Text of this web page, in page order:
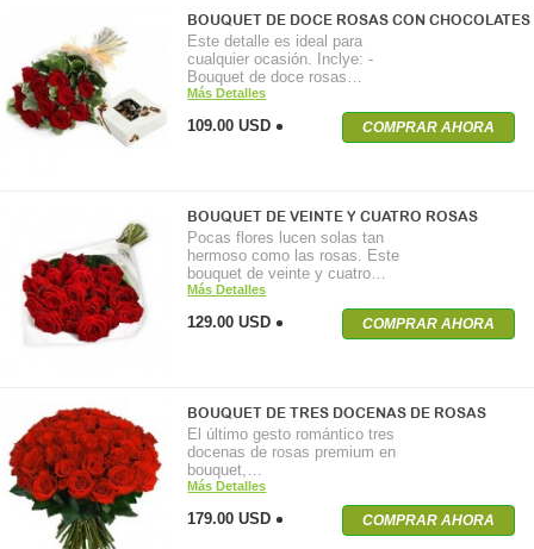
BOUQUET DE DOCE ROSAS CON CHOCOLATES
Este detalle es ideal para
cualquier ocasión. Inclye: -
Bouquet de doce rosas…
Más Detalles
109.00 USD COMPRAR AHORA
BOUQUET DE VEINTE Y CUATRO ROSAS
Pocas flores lucen solas tan
hermoso como las rosas. Este
bouquet de veinte y cuatro…
Más Detalles
129.00 USD COMPRAR AHORA
BOUQUET DE TRES DOCENAS DE ROSAS
El último gesto romántico tres
docenas de rosas premium en
bouquet,…
Más Detalles
179.00 USD COMPRAR AHORA